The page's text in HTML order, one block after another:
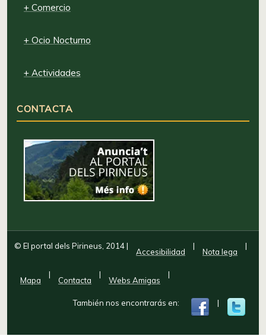
+ Comercio
+ Ocio Nocturno
+ Actividades
CONTACTA
© El portal dels Pirineus, 2014|
Accesibilidad
|
Nota lega
|
Mapa
|
Contacta
|
Webs Amigas
|
También nos encontrarás en: |